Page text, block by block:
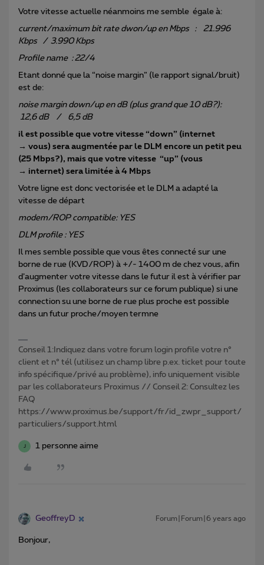
Votre vitesse actuelle néanmoins me semble égale à:
current/maximum bit rate dwon/up en Mbps : 21.996
Kbps / 3.990 Kbps
Profile name : 22/4
Etant donné que la “noise margin” (le rapport signal/bruit)
est de:
noise margin down/up en dB (plus grand que 10 dB?):
12,6 dB / 6,5 dB
il est possible que votre vitesse “down” (internet
→ vous) sera augmentée par le DLM encore un petit peu
(25 Mbps?), mais que votre vitesse “up” (vous
→ internet) sera limitée à 4 Mbps
Votre ligne est donc vectorisée et le DLM a adapté la
vitesse de départ
modem/ROP compatible: YES
DLM profile : YES
Il mes semble possible que vous êtes connecté sur une
borne de rue (KVD/ROP) à +/- 1400 m de chez vous, afin
d’augmenter votre vitesse dans le futur il est à vérifier par
Proximus (les collaborateurs sur ce forum publique) si une
connection su une borne de rue plus proche est possible
dans un futur proche/moyen termne
Conseil 1:Indiquez dans votre forum login profile votre n°
client et n° tél (utilisez un champ libre p.ex. ticket pour toute
info spécifique/privé au problème), info uniquement visible
par les collaborateurs Proximus // Conseil 2: Consultez les
FAQ
https://www.proximus.be/support/fr/id_zwpr_support/
particuliers/support.html
J 1 personne aime
GeoffreyD Forum|Forum|6 years ago
Bonjour,